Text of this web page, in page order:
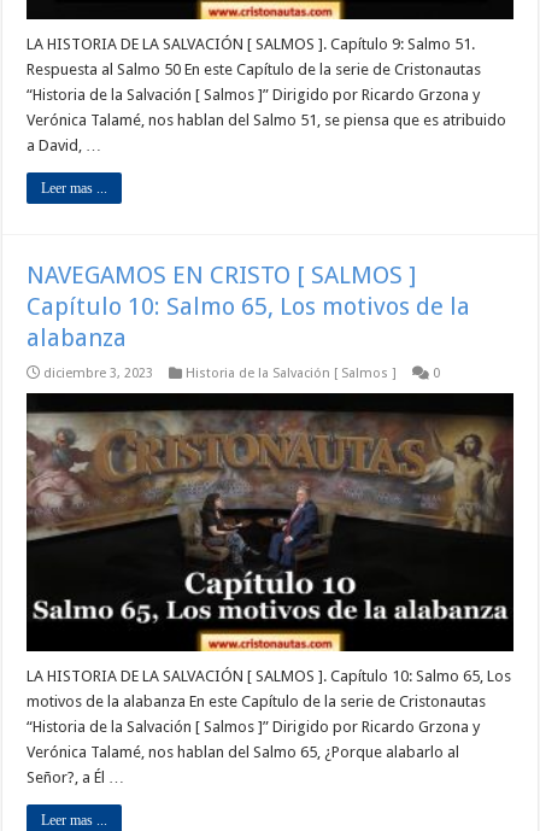
LA HISTORIA DE LA SALVACIÓN [ SALMOS ]. Capítulo 9: Salmo 51.
Respuesta al Salmo 50 En este Capítulo de la serie de Cristonautas
“Historia de la Salvación [ Salmos ]” Dirigido por Ricardo Grzona y
Verónica Talamé, nos hablan del Salmo 51, se piensa que es atribuido
a David, …
Leer mas ...
NAVEGAMOS EN CRISTO [ SALMOS ]
Capítulo 10: Salmo 65, Los motivos de la
alabanza
diciembre 3, 2023 Historia de la Salvación [ Salmos ] 0
LA HISTORIA DE LA SALVACIÓN [ SALMOS ]. Capítulo 10: Salmo 65, Los
motivos de la alabanza En este Capítulo de la serie de Cristonautas
“Historia de la Salvación [ Salmos ]” Dirigido por Ricardo Grzona y
Verónica Talamé, nos hablan del Salmo 65, ¿Porque alabarlo al
Señor?, a Él …
Leer mas ...